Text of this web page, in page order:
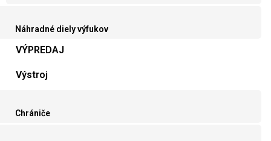
Náhradné diely výfukov
VÝPREDAJ
Výstroj
Chrániče